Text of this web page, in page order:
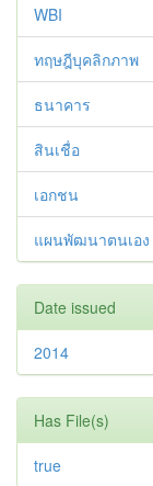
WBI
ทฤษฎีบุคลิกภาพ
ธนาคาร
สินเชื่อ
เอกชน
แผนพัฒนาตนเอง
Date issued
2014
Has File(s)
true